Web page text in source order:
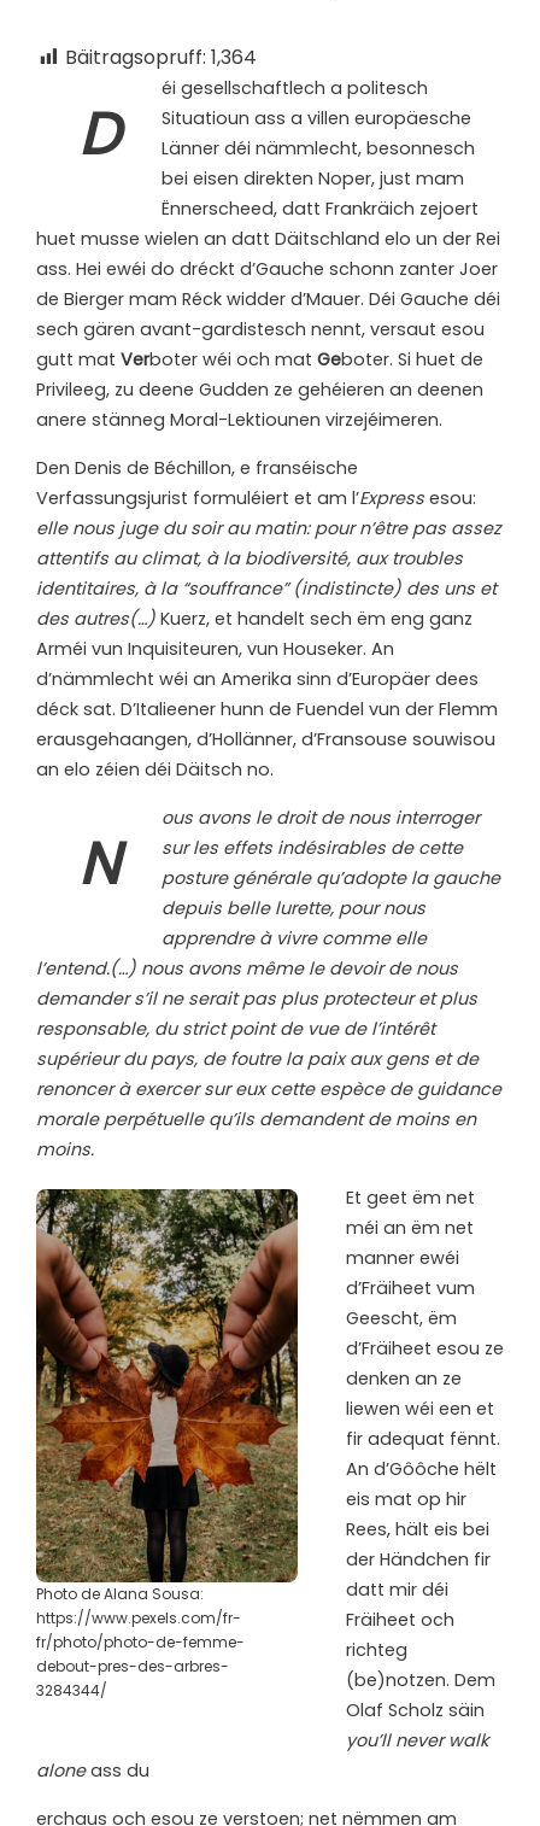
Bäitragsopruff: 1,364
D
éi gesellschaftlech a politesch
Situatioun ass a villen europäesche
Länner déi nämmlecht, besonnesch
bei eisen direkten Noper, just mam
Ënnerscheed, datt Frankräich zejoert
huet musse wielen an datt Däitschland elo un der Rei
ass. Hei ewéi do dréckt d’Gauche schonn zanter Joer
de Bierger mam Réck widder d’Mauer. Déi Gauche déi
sech gären avant-gardistesch nennt, versaut esou
gutt mat Verboter wéi och mat Geboter. Si huet de
Privileeg, zu deene Gudden ze gehéieren an deenen
anere stänneg Moral-Lektiounen virzejéimeren.
Den Denis de Béchillon, e franséische
Verfassungsjurist formuléiert et am l’Express esou:
elle nous juge du soir au matin: pour n’être pas assez
attentifs au climat, à la biodiversité, aux troubles
identitaires, à la “souffrance” (indistincte) des uns et
des autres(…) Kuerz, et handelt sech ëm eng ganz
Arméi vun Inquisiteuren, vun Houseker. An
d’nämmlecht wéi an Amerika sinn d’Europäer dees
déck sat. D’Italieener hunn de Fuendel vun der Flemm
erausgehaangen, d’Hollänner, d’Fransouse souwisou
an elo zéien déi Däitsch no.
N
ous avons le droit de nous interroger
sur les effets indésirables de cette
posture générale qu’adopte la gauche
depuis belle lurette, pour nous
apprendre à vivre comme elle
l’entend.(…) nous avons même le devoir de nous
demander s’il ne serait pas plus protecteur et plus
responsable, du strict point de vue de l’intérêt
supérieur du pays, de foutre la paix aux gens et de
renoncer à exercer sur eux cette espèce de guidance
morale perpétuelle qu’ils demandent de moins en
moins.
Photo de Alana Sousa:
https://www.pexels.com/fr-
fr/photo/photo-de-femme-
debout-pres-des-arbres-
3284344/
Et geet ëm net
méi an ëm net
manner ewéi
d’Fräiheet vum
Geescht, ëm
d’Fräiheet esou ze
denken an ze
liewen wéi een et
fir adequat fënnt.
An d’Gôôche hëlt
eis mat op hir
Rees, hält eis bei
der Händchen fir
datt mir déi
Fräiheet och
richteg
(be)notzen. Dem
Olaf Scholz säin
you’ll never walk
aloneass du
erchaus och esou ze verstoen; net nëmmen am